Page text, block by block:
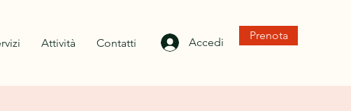
Attività Contatti Accedi
Prenota